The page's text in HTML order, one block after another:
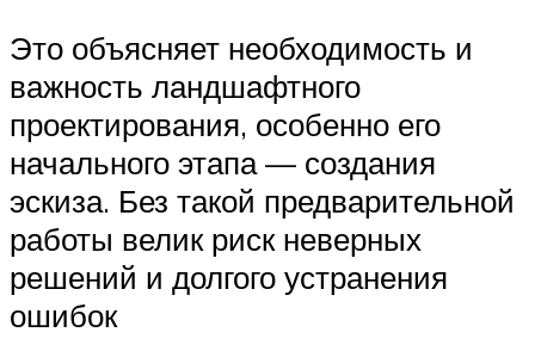
Это объясняет необходимость и
важность ландшафтного
проектирования, особенно его
начального этапа — создания
эскиза. Без такой предварительной
работы велик риск неверных
решений и долгого устранения
ошибок